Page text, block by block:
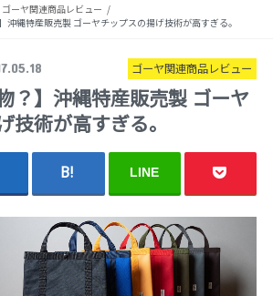
ゴーヤ関連商品レビュー
沖縄特産販売製 ゴーヤチップスの揚げ技術が高すぎる。
ゴーヤ関連商品レビュー
？】沖縄特産販売製 ゴーヤ
技術が高すぎる。
LINE